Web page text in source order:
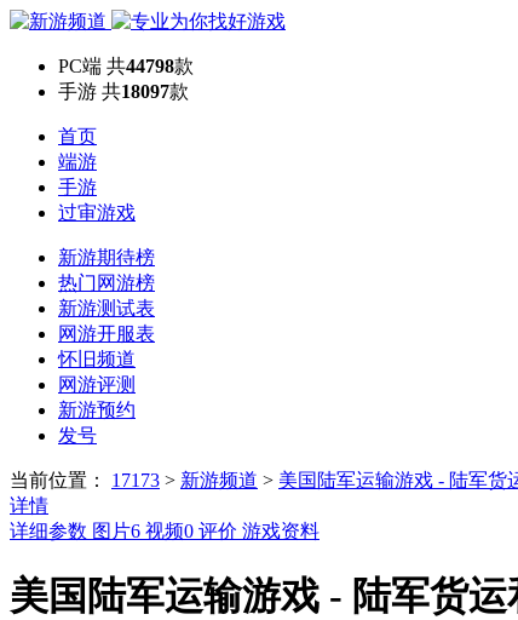
PC端 共44798款
手游 共18097款
首页
端游
手游
过审游戏
新游期待榜
热门网游榜
新游测试表
网游开服表
怀旧频道
网游评测
新游预约
发号
当前位置： 17173 > 新游频道 > 美国陆军运输游戏 - 陆军货
详情
详细参数 图片6 视频0 评价 游戏资料
美国陆军运输游戏 - 陆军货